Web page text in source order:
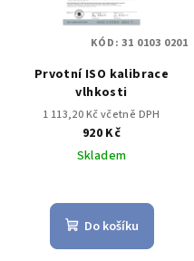
Prvotní ISO kalibrace
vlhkosti
1 113,20 Kč včetně DPH
920 Kč
Skladem
Do košíku
KÓD:31 0103 0201